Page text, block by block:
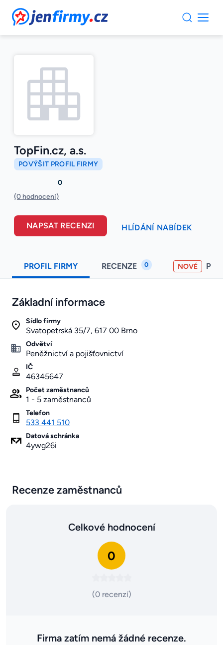
JenFirmy.cz
TopFin.cz, a.s.
POVÝŠIT PROFIL FIRMY
0
(0 hodnocení)
NAPSAT RECENZI HLÍDÁNÍ NABÍDEK
PROFIL FIRMY RECENZE 0 NOVÉ
Základní informace
Sídlo firmy
Svatopetrská 35/7, 617 00 Brno
Odvětví
Peněžnictví a pojišťovnictví
IČ
46345647
Počet zaměstnanců
1 - 5 zaměstnanců
Telefon
533 441 510
Datová schránka
4ywg26i
Recenze zaměstnanců
Celkové hodnocení
0
(0 recenzí)
Firma zatím nemá žádné recenze.